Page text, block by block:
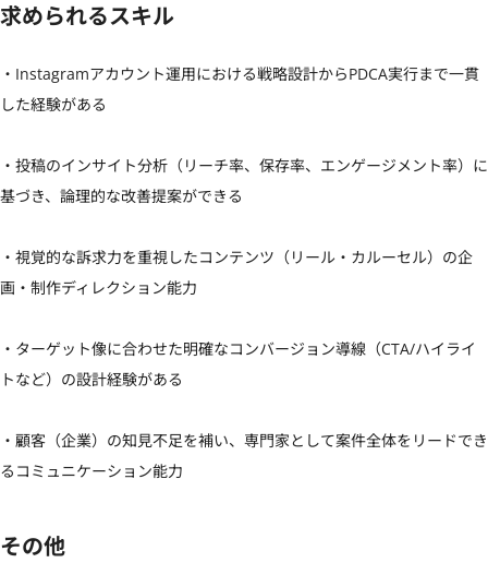
求められるスキル
・Instagramアカウント運用における戦略設計からPDCA実行まで一貫
した経験がある
・投稿のインサイト分析（リーチ率、保存率、エンゲージメント率）に
基づき、論理的な改善提案ができる
・視覚的な訴求力を重視したコンテンツ（リール・カルーセル）の企
画・制作ディレクション能力
・ターゲット像に合わせた明確なコンバージョン導線（CTA/ハイライ
トなど）の設計経験がある
・顧客（企業）の知見不足を補い、専門家として案件全体をリードでき
るコミュニケーション能力
その他